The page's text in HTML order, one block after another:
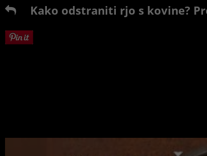
Kako odstraniti rjo s kovine?